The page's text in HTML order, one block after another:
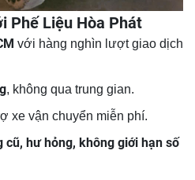
Phế Liệu Hòa Phát
với hàng nghìn lượt giao dịch
, không qua trung gian.
xe vận chuyển miễn phí.
cũ, hư hỏng, không giới hạn số